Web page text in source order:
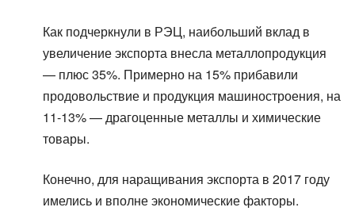
Как подчеркнули в РЭЦ, наибольший вклад в
увеличение экспорта внесла металлопродукция
— плюс 35%. Примерно на 15% прибавили
продовольствие и продукция машиностроения, на
11-13% — драгоценные металлы и химические
товары.
Конечно, для наращивания экспорта в 2017 году
имелись и вполне экономические факторы.